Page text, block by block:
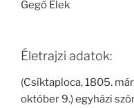
Gegő Elek
Életrajzi adatok:
(Csíktaploca, 1805.
október 9.) egyházi